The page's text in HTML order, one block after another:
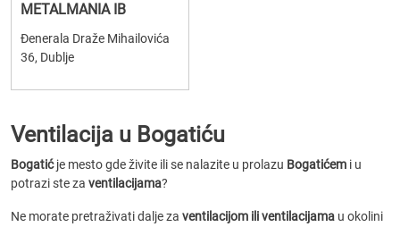
METALMANIA IB
Đenerala Draže Mihailovića
36, Dublje
Ventilacija u Bogatiću
Bogatićje mesto gde živite ili se nalazite u prolazu Bogatićem i u
potrazi ste za ventilacijama?
Ne morate pretraživati dalje za ventilacijom ili ventilacijama u okolini